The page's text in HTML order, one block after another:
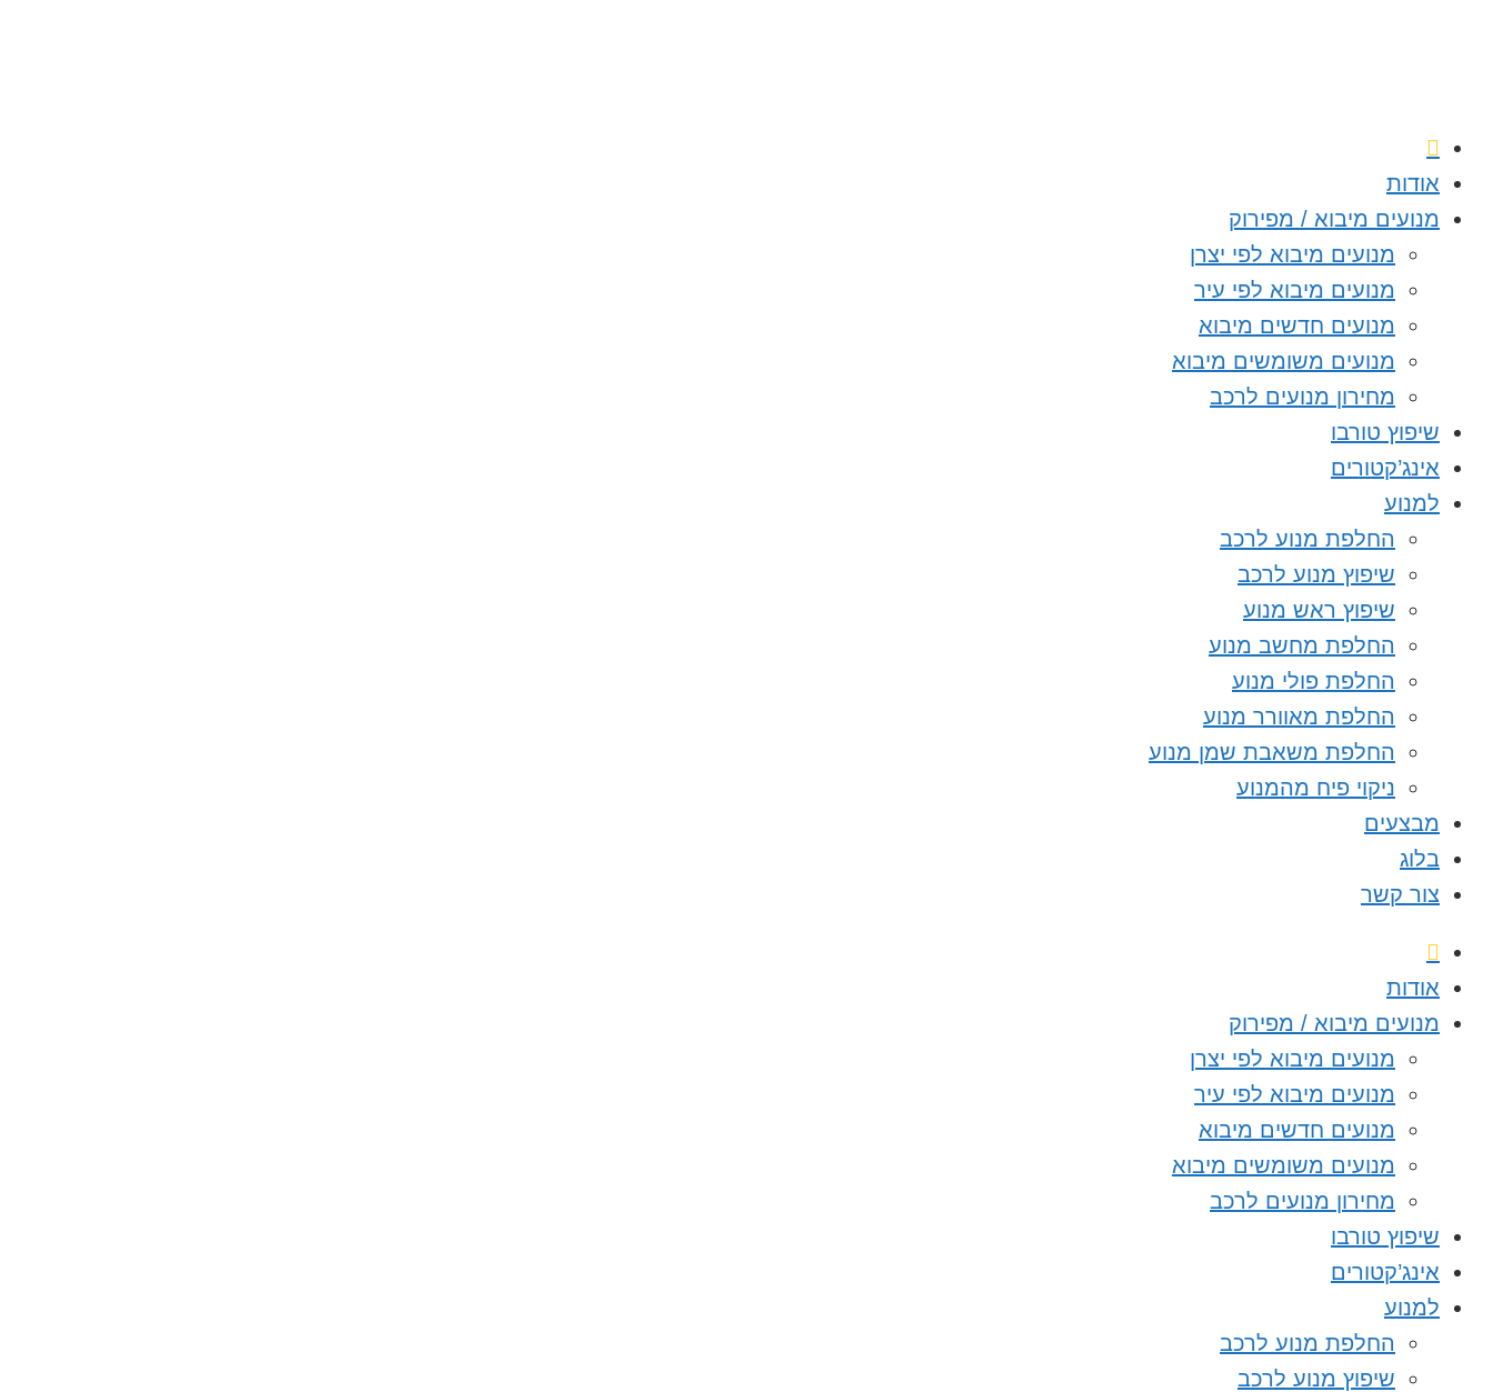
אודות
מנועים מיבוא / מפירוק
מנועים מיבוא לפי יצרן
מנועים מיבוא לפי עיר
מנועים חדשים מיבוא
מנועים משומשים מיבוא
מחירון מנועים לרכב
שיפוץ טורבו
אינג’קטורים
למנוע
החלפת מנוע לרכב
שיפוץ מנוע לרכב
שיפוץ ראש מנוע
החלפת מחשב מנוע
החלפת פולי מנוע
החלפת מאוורר מנוע
החלפת משאבת שמן מנוע
ניקוי פיח מהמנוע
מבצעים
בלוג
צור קשר
אודות
מנועים מיבוא / מפירוק
מנועים מיבוא לפי יצרן
מנועים מיבוא לפי עיר
מנועים חדשים מיבוא
מנועים משומשים מיבוא
מחירון מנועים לרכב
שיפוץ טורבו
אינג’קטורים
למנוע
החלפת מנוע לרכב
שיפוץ מנוע לרכב